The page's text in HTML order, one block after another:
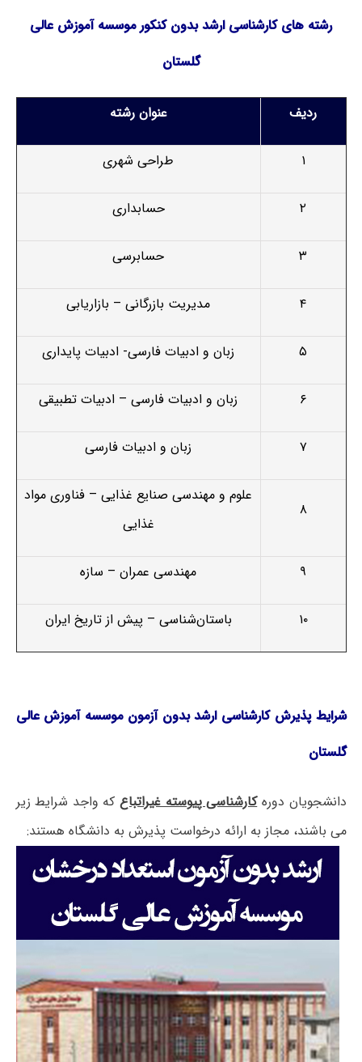
رشته های کارشناسی ارشد بدون کنکور موسسه آموزش عالی
گلستان
ردیف عنوان رشته
۱ طراحی شهری
۲ حسابداری
۳ حسابرسی
۴ مدیریت بازرگانی – بازاریابی
۵ زبان و ادبیات فارسی- ادبیات پایداری
۶ زبان و ادبیات فارسی – ادبیات تطبیقی
۷ زبان و ادبیات فارسی
۸
علوم و مهندسی صنایع غذایی – فناوری مواد
غذایی
۹ مهندسی عمران – سازه
۱۰ باستان‌شناسی – پیش از تاریخ ایران
شرایط پذیرش کارشناسی ارشد بدون آزمون موسسه آموزش عالی
گلستان
دانشجویان دورهکارشناسی پیوسته غیراتباع که واجد شرایط زیر
می باشند، مجاز به ارائه درخواست پذیرش به دانشگاه هستند: